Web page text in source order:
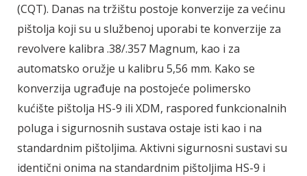
(CQT). Danas na tržištu postoje konverzije za većinu
pištolja koji su u službenoj uporabi te konverzije za
revolvere kalibra .38/.357 Magnum, kao i za
automatsko oružje u kalibru 5,56 mm. Kako se
konverzija ugrađuje na postojeće polimersko
kućište pištolja HS-9 ili XDM, raspored funkcionalnih
poluga i sigurnosnih sustava ostaje isti kao i na
standardnim pištoljima. Aktivni sigurnosni sustavi su
identični onima na standardnim pištoljima HS-9 i